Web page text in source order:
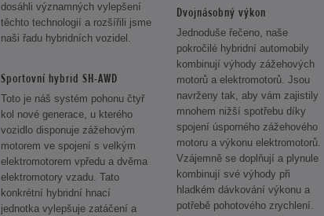
dosáhli významných vylepšení
těchto technologií a rozšířili jsme
naši řadu hybridních vozidel.
Sportovní hybrid SH-AWD
Toto je náš systém pohonu čtyř
kol nové generace, u kterého
vozidlo disponuje zážehovým
motorem ve spojení s velkým
elektromotorem vpředu a dvěma
elektromotory vzadu. Tato
konkrétní hybridní hnací
jednotka vylepšuje zatáčení a
Dvojnásobný výkon
Jednoduše řečeno, naše
pokročilé hybridní automobily
kombinují výhody zážehových
motorů a elektromotorů. Jsou
navrženy tak, aby vám zajistily
mnohem nižší spotřebu díky
spojení úsporného zážehového
motoru a výkonu elektromotorů.
Vzájemně se doplňují a plynule
kombinují své výhody při
hladkém dávkování výkonu a
potřebě pohotového zrychlení.